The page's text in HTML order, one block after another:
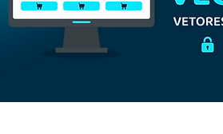
Santa Josefina Bakhita |
Descarga gratis la
ilustración sin fondo de